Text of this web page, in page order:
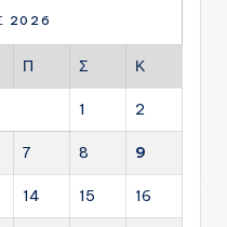
2026
Π Σ Κ
1 2
7 8 9
14 15 16